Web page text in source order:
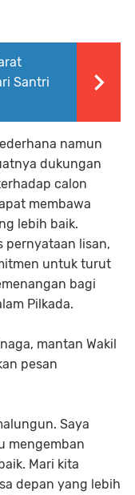
Santri
namun
dukungan
calon
membawa
lebih baik.
pernyataan lisan,
untuk turut
bagi
Pilkada.
mantan Wakil
pesan
Saya
mengemban
Mari kita
depan yang lebih